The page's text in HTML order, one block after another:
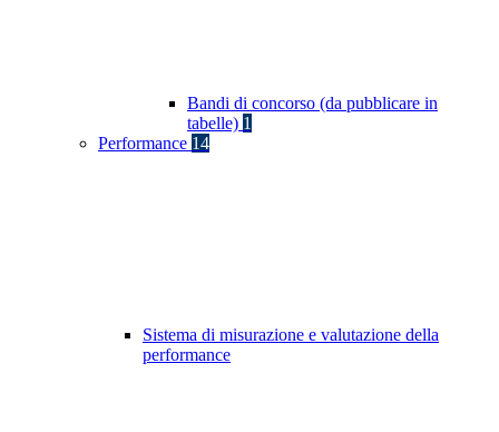
Bandi di concorso (da pubblicare in
tabelle) 1
Performance 14
Sistema di misurazione e valutazione della
performance